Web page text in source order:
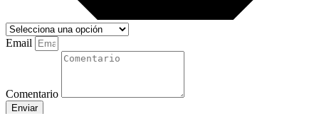
Email
Comentario
Enviar